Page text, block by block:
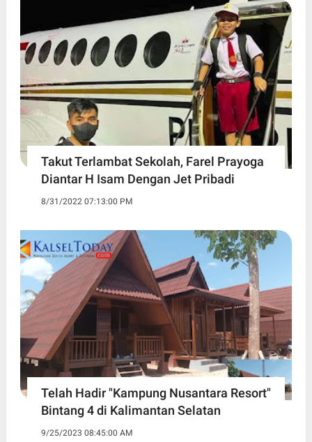
Takut Terlambat Sekolah, Farel Prayoga
Diantar H Isam Dengan Jet Pribadi
8/31/2022 07:13:00 PM
Telah Hadir "Kampung Nusantara Resort"
Bintang 4 di Kalimantan Selatan
9/25/2023 08:45:00 AM